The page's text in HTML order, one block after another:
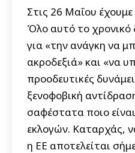
Στις 26 Μαΐου
Όλο αυτό το χρονικό
για «την ανάγκη να
ακροδεξιά» και «να
προοδευτικές
ξενοφοβική
σαφέστατα ποιο
εκλογών. Καταρχάς,
η ΕΕ αποτελείται